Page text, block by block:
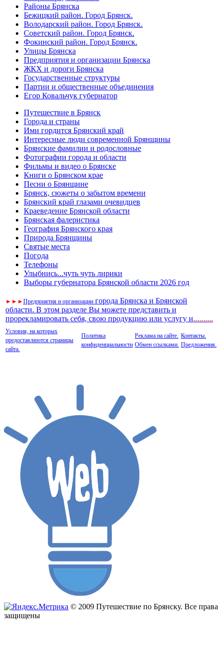
Районы Брянска
Бежицкий район. Город Брянск.
Володарский район. Город Брянск.
Советский район. Город Брянск.
Фокинский район. Город Брянск.
Улицы Брянска
Предприятия и организации Брянска
ЖКХ и дороги Брянска
Государственные структуры
Партии и общественные объединения
Егор Ковальчук губернатор
Путешествие в Брянск
Города и страны
Ими гордится Брянский край
Интересные люди современной Брянщины
Брянские фамилии и родословные
Фотографии города и области
Фильмы и видео о Брянске
Книги о Брянском крае
Песни о Брянщине
Брянск, сюжеты о забытом времени
Брянский край глазами очевидцев
Краеведение Брянской области
Брянская фалеристика
География Брянского края
Природа Брянщины
Святые места
Погода
Телефоны
Улыбнись...чуть чуть лирики
Выборы губернатора Брянской области 2026 год
► ► ►Предприятия и организации города Брянска и Брянской
области. В этом разделе Вы можете представить и
прорекламировать себя, свою продукцию или услугу и..........
Условия, на которых
предоставляются страницы
сайта.
Политика
конфиденциальности
Реклама на сайте.
Обмен ссылками.
Контакты.
Предложения.
© 2009 Путешествие по Брянску. Все права
защищены